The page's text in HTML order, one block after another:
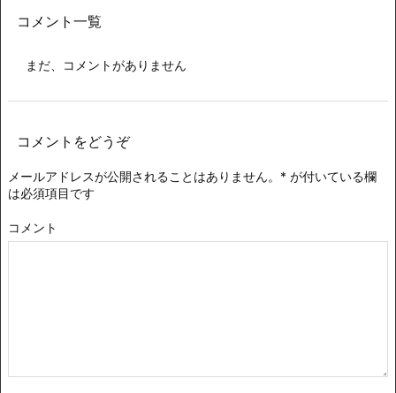
コメント一覧
まだ、コメントがありません
コメントをどうぞ
メールアドレスが公開されることはありません。 * が付いている欄
は必須項目です
コメント